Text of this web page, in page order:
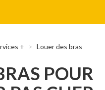
+ Louer des bras
POUR